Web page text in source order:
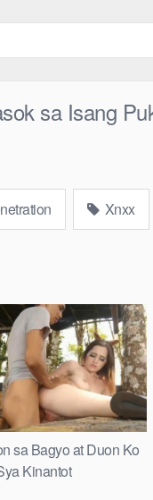
sa Isang
Xnxx
sa Bagyo at Duon Ko
Kinantot